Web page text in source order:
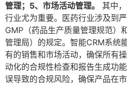
管理；5、市场活动管理。
其中，
行业尤为重要。医药行业涉及到
GMP（药品生产质量管理规范）
管理局）的规定。智能CRM系统
有的销售和市场活动，确保所有
动化的合规性检查和报告生成功
误导致的合规风险，确保产品在市